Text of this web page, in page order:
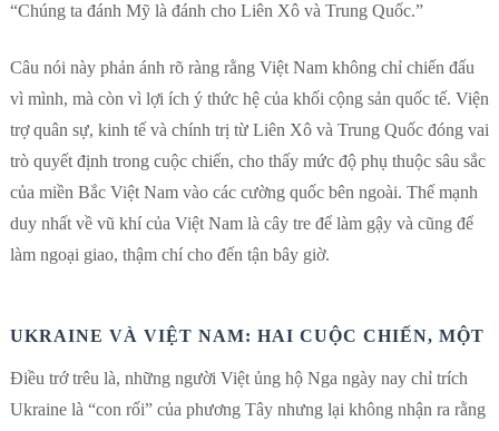
“Chúng ta đánh Mỹ là đánh cho Liên Xô và Trung Quốc.”
Câu nói này phản ánh rõ ràng rằng Việt Nam không chỉ chiến đấu
vì mình, mà còn vì lợi ích ý thức hệ của khối cộng sản quốc tế. Viện
trợ quân sự, kinh tế và chính trị từ Liên Xô và Trung Quốc đóng vai
trò quyết định trong cuộc chiến, cho thấy mức độ phụ thuộc sâu sắc
của miền Bắc Việt Nam vào các cường quốc bên ngoài. Thế mạnh
duy nhất về vũ khí của Việt Nam là cây tre để làm gậy và cũng để
làm ngoại giao, thậm chí cho đến tận bây giờ.
UKRAINE VÀ VIỆT NAM: HAI CUỘC CHIẾN, MỘT
Điều trớ trêu là, những người Việt ủng hộ Nga ngày nay chỉ trích
Ukraine là “con rối” của phương Tây nhưng lại không nhận ra rằng